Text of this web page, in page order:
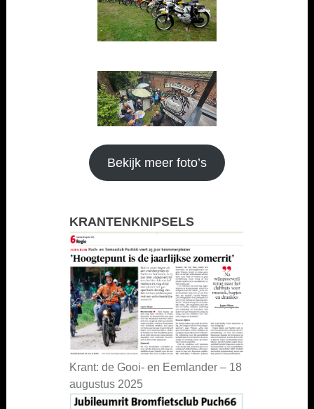
Bekijk meer foto’s
KRANTENKNIPSELS
Krant: de Gooi- en Eemlander – 18
augustus 2025